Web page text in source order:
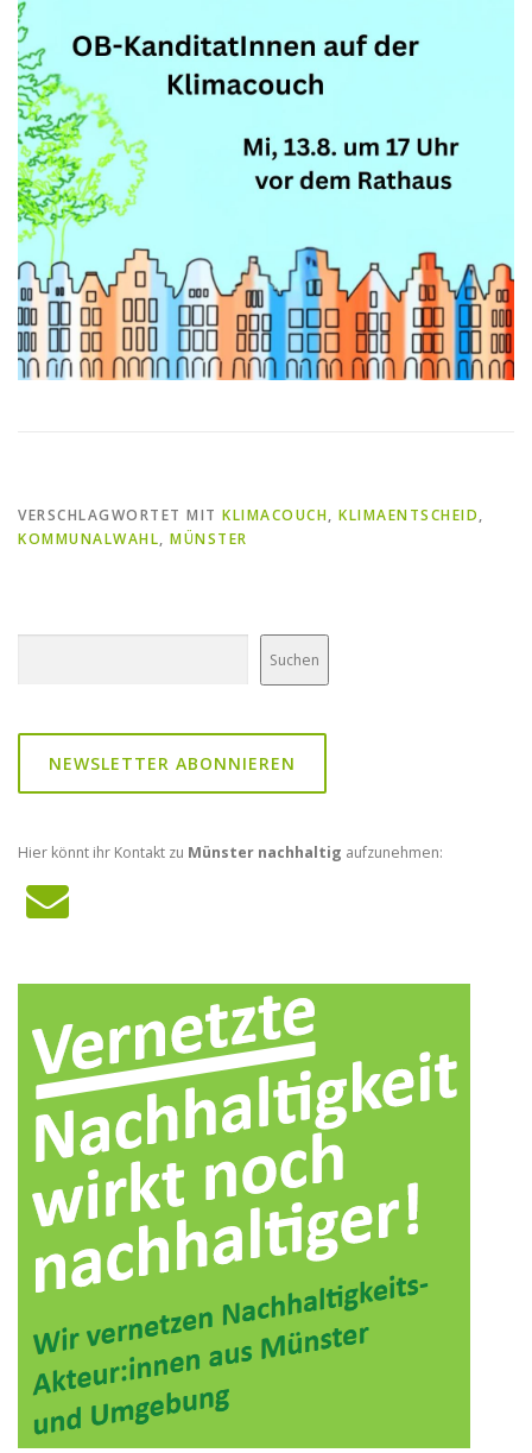
VERSCHLAGWORTET MIT KLIMACOUCH, KLIMAENTSCHEID,
KOMMUNALWAHL, MÜNSTER
Suchen
NEWSLETTER ABONNIEREN
Hier könnt ihr Kontakt zu Münster nachhaltig aufzunehmen: